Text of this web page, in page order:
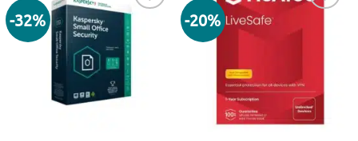
-32%
Adicionar
aos meus
desejos
-20%
aos meus